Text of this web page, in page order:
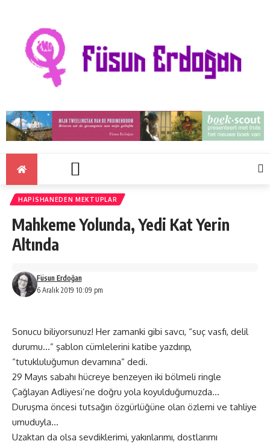
HAPISHANEDEN MEKTUPLAR
Mahkeme Yolunda, Yedi Kat Yerin
Altında
6 Aralık 2019 10:09 pm
Füsun Erdoğan
Sonucu biliyorsunuz! Her zamanki gibi savcı, “suç vasfı, delil
durumu…” şablon cümlelerini katibe yazdırıp,
“tutukluluğumun devamına” dedi.
29 Mayıs sabahı hücreye benzeyen iki bölmeli ringle
Çağlayan Adliyesi’ne doğru yola koyulduğumuzda…
Duruşma öncesi tutsağın özgürlüğüne olan özlemi ve tahliye
umuduyla…
Uzaktan da olsa sevdiklerimi, yakınlarımı, dostlarımı